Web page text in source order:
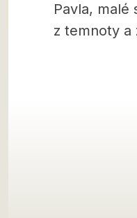
Pavla, malé
z temnoty a